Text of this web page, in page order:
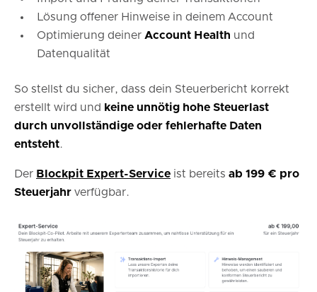
Lösung offener Hinweise in deinem Account
Optimierung deiner Account Health und
Datenqualität
So stellst du sicher, dass dein Steuerbericht korrekt
erstellt wird und keine unnötig hohe Steuerlast
durch unvollständige oder fehlerhafte Daten
entsteht.
Der Blockpit Expert-Service ist bereits ab 199 € pro
Steuerjahr verfügbar.